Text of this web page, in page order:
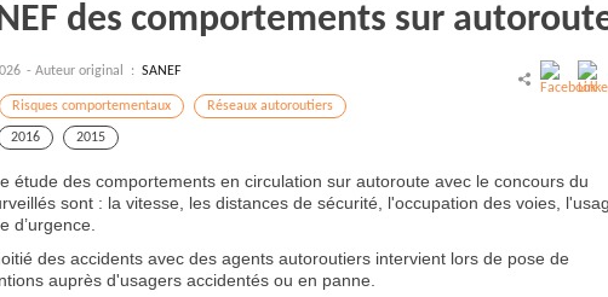
des comportements sur
- Auteur original : SANEF
Risques comportementaux Réseaux autoroutiers
2016 2015
étude des comportements en circulation sur autoroute avec le concours du
sont : la vitesse, les distances de sécurité, l'occupation des voies,
d’urgence.
des accidents avec des agents autoroutiers intervient lors de pose de
auprès d'usagers accidentés ou en panne.